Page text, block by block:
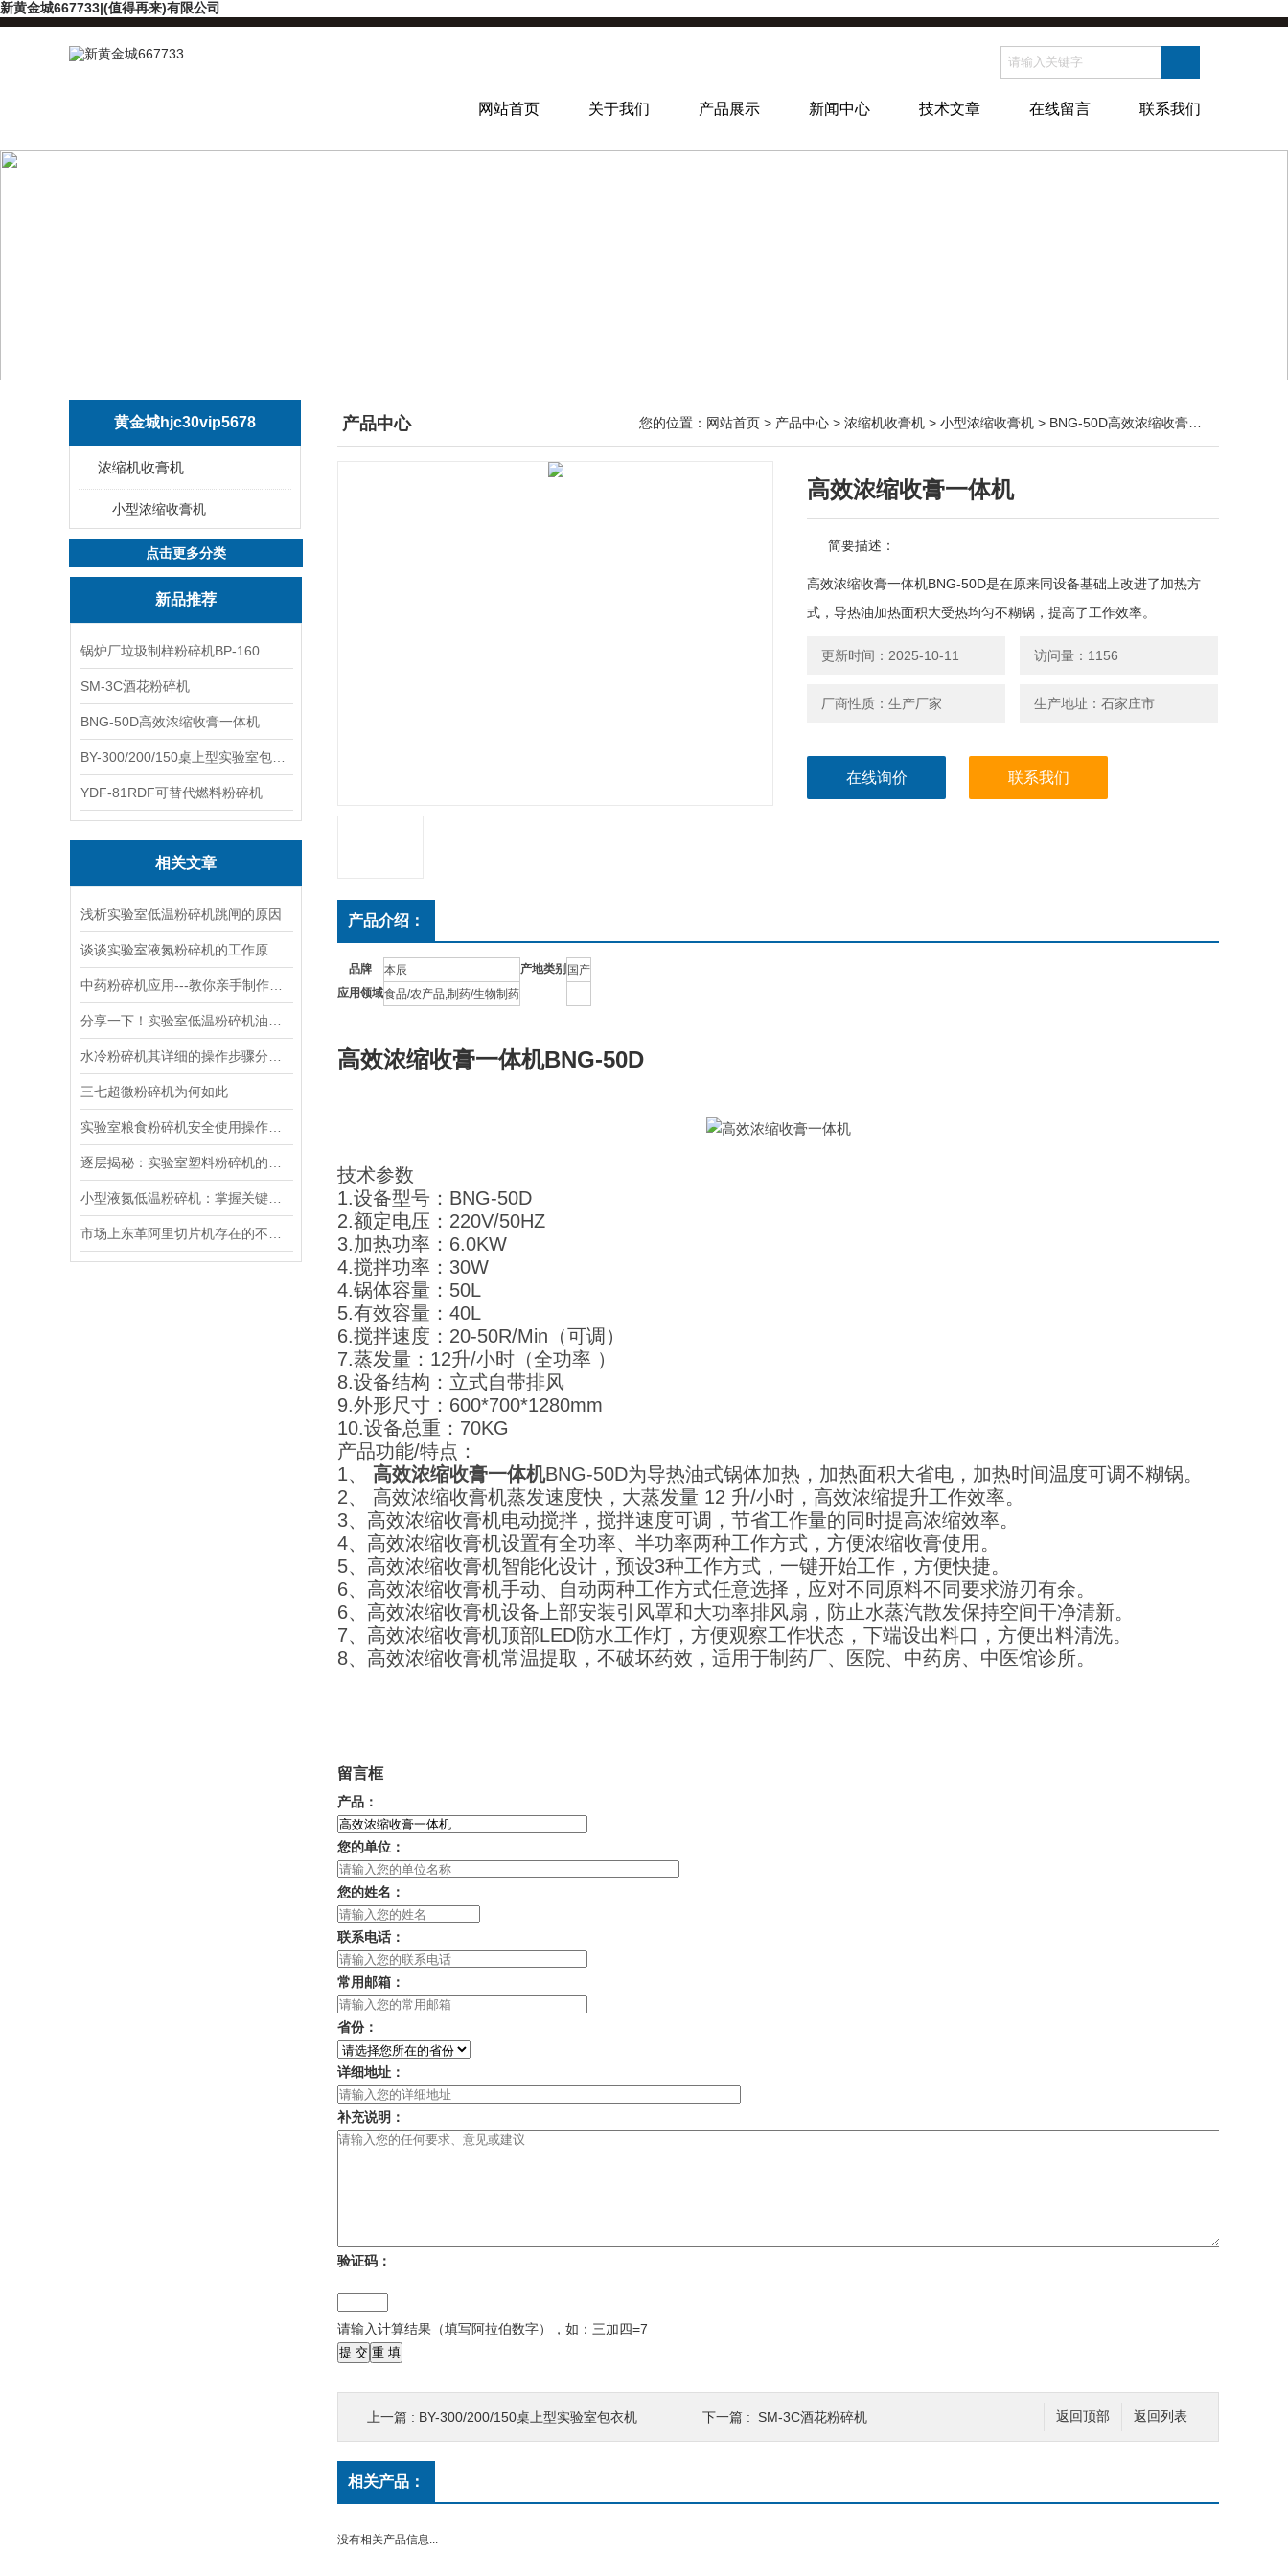
新黄金城667733|(值得再来)有限公司
网站首页 关于我们 产品展示 新闻中心 技术文章 在线留言 联系我们
黄金城hjc30vip5678
浓缩机收膏机
小型浓缩收膏机
点击更多分类
新品推荐
锅炉厂垃圾制样粉碎机BP-160
SM-3C酒花粉碎机
BNG-50D高效浓缩收膏一体机
YDF-81RDF可替代燃料粉碎机
相关文章
浅析实验室低温粉碎机跳闸的原因
三七超微粉碎机为何如此
产品中心 您的位置： 网站首页 > 产品中心 > 浓缩机收膏机 > 小型浓缩收膏机 > BNG-50D高效浓缩收膏一体机
高效浓缩收膏一体机
简要描述：
高效浓缩收膏一体机BNG-50D是在原来同设备基础上改进了加热方
式，导热油加热面积大受热均匀不糊锅，提高了工作效率。
更新时间：2025-10-11 访问量：1156
厂商性质：生产厂家 生产地址：石家庄市
在线询价 联系我们
产品介绍：
品牌 本辰 产地类别 国产
应用领域食品/农产品,制药/生物制药
高效浓缩收膏一体机BNG-50D
技术参数
1.设备型号：BNG-50D
2.额定电压：220V/50HZ
3.加热功率：6.0KW
4.搅拌功率：30W
4.锅体容量：50L
5.有效容量：40L
6.搅拌速度：20-50R/Min（可调）
7.蒸发量：12升/小时（全功率 ）
8.设备结构：立式自带排风
9.外形尺寸：600*700*1280mm
10.设备总重：70KG
产品功能/特点：
1、 高效浓缩收膏一体机BNG-50D为导热油式锅体加热，加热面积大省电，加热时间温度可调不糊锅。
2、 高效浓缩收膏机蒸发速度快，大蒸发量 12 升/小时，高效浓缩提升工作效率。
3、 高效浓缩收膏机电动搅拌，搅拌速度可调，节省工作量的同时提高浓缩效率。
4、 高效浓缩收膏机设置有全功率、半功率两种工作方式，方便浓缩收膏使用。
5、 高效浓缩收膏机智能化设计，预设3种工作方式，一键开始工作，方便快捷。
6、 高效浓缩收膏机手动、自动两种工作方式任意选择，应对不同原料不同要求游刃有余。
6、 高效浓缩收膏机设备上部安装引风罩和大功率排风扇，防止水蒸汽散发保持空间干净清新。
7、 高效浓缩收膏机顶部LED防水工作灯，方便观察工作状态，下端设出料口，方便出料清洗。
8、 高效浓缩收膏机常温提取，不破坏药效，适用于制药厂、医院、中药房、中医馆诊所。
留言框
产品：
您的单位：
您的姓名：
联系电话：
常用邮箱：
省份：
详细地址：
补充说明：
验证码：
请输入计算结果（填写阿拉伯数字），如：三加四=7
返回列表
返回顶部
上一篇 : BY-300/200/150桌上型实验室包衣机 下一篇 : SM-3C酒花粉碎机
相关产品：
没有相关产品信息...